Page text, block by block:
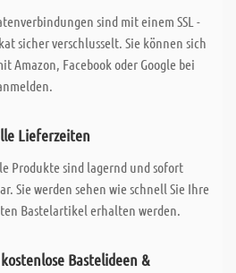
sind mit einem SSL -
sicher verschlusselt. Sie können sich
Amazon, Facebook oder Google bei
Lieferzeiten
Produkte sind lagernd und sofort
Sie werden sehen wie schnell Sie Ihre
Bastelartikel erhalten werden.
Bastelideen &